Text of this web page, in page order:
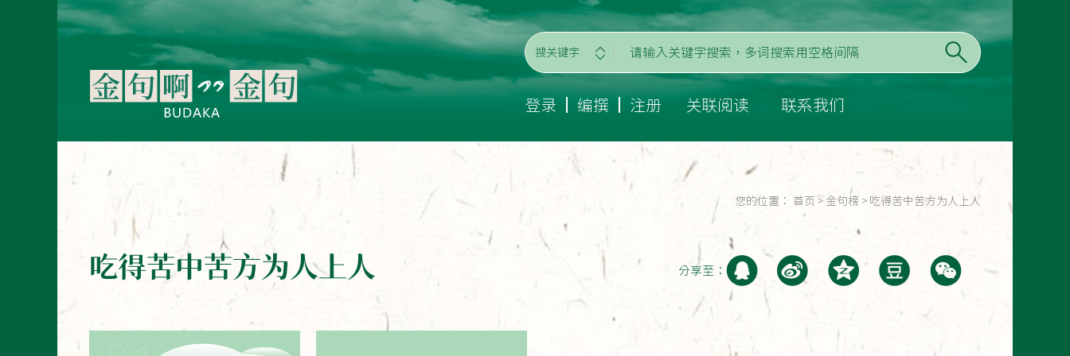
搜关键字
登录 编撰 注册 关联阅读 联系我们
您的位置： 首页 > 金句榜 > 吃得苦中苦方为人上人
吃得苦中苦方为人上人 分享至：